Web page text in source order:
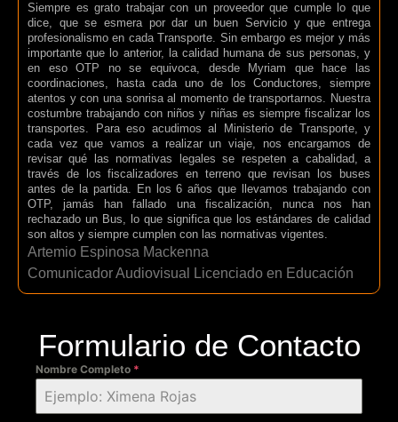
Siempre es grato trabajar con un proveedor que cumple lo que
dice, que se esmera por dar un buen Servicio y que entrega
profesionalismo en cada Transporte. Sin embargo es mejor y más
importante que lo anterior, la calidad humana de sus personas, y
en eso OTP no se equivoca, desde Myriam que hace las
coordinaciones, hasta cada uno de los Conductores, siempre
atentos y con una sonrisa al momento de transportarnos. Nuestra
costumbre trabajando con niños y niñas es siempre fiscalizar los
transportes. Para eso acudimos al Ministerio de Transporte, y
cada vez que vamos a realizar un viaje, nos encargamos de
revisar qué las normativas legales se respeten a cabalidad, a
través de los fiscalizadores en terreno que revisan los buses
antes de la partida. En los 6 años que llevamos trabajando con
OTP, jamás han fallado una fiscalización, nunca nos han
rechazado un Bus, lo que significa que los estándares de calidad
son altos y siempre cumplen con las normativas vigentes.
Artemio Espinosa Mackenna
Comunicador Audiovisual Licenciado en Educación
Formulario de Contacto
Nombre Completo *